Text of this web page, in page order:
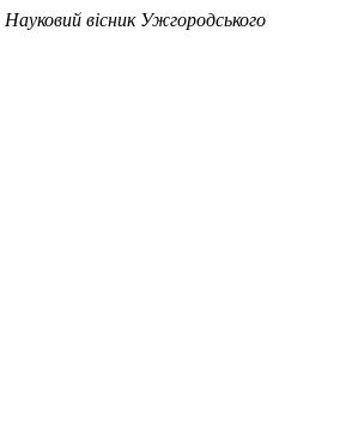
Науковий вісник Ужгородського